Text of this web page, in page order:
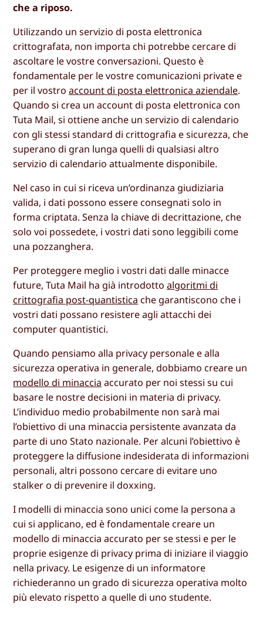
che a riposo.
Utilizzando un servizio di posta elettronica
crittografata, non importa chi potrebbe cercare di
ascoltare le vostre conversazioni. Questo è
fondamentale per le vostre comunicazioni private e
per il vostroaccount di posta elettronica aziendale.
Quando si crea un account di posta elettronica con
Tuta Mail, si ottiene anche un servizio di calendario
con gli stessi standard di crittografia e sicurezza, che
superano di gran lunga quelli di qualsiasi altro
servizio di calendario attualmente disponibile.
Nel caso in cui si riceva un’ordinanza giudiziaria
valida, i dati possono essere consegnati solo in
forma criptata. Senza la chiave di decrittazione, che
solo voi possedete, i vostri dati sono leggibili come
una pozzanghera.
Per proteggere meglio i vostri dati dalle minacce
future, Tuta Mail ha già introdottoalgoritmi di
crittografia post-quantistica che garantiscono che i
vostri dati possano resistere agli attacchi dei
computer quantistici.
Quando pensiamo alla privacy personale e alla
sicurezza operativa in generale, dobbiamo creare un
modello di minaccia accurato per noi stessi su cui
basare le nostre decisioni in materia di privacy.
L’individuo medio probabilmente non sarà mai
l’obiettivo di una minaccia persistente avanzata da
parte di uno Stato nazionale. Per alcuni l’obiettivo è
proteggere la diffusione indesiderata di informazioni
personali, altri possono cercare di evitare uno
stalker o di prevenire il doxxing.
I modelli di minaccia sono unici come la persona a
cui si applicano, ed è fondamentale creare un
modello di minaccia accurato per se stessi e per le
proprie esigenze di privacy prima di iniziare il viaggio
nella privacy. Le esigenze di un informatore
richiederanno un grado di sicurezza operativa molto
più elevato rispetto a quelle di uno studente.